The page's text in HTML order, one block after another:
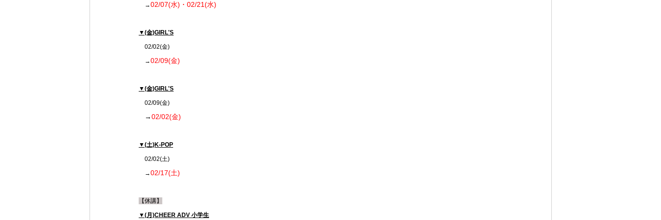
→02/07(水)・02/21(水)
▼(金)GIRL'S
02/02(金)
→02/09(金)
▼(金)GIRL'S
02/09(金)
→02/02(金)
▼(土)K-POP
02/02(土)
→02/17(土)
【休講】
▼(月)CHEER ADV 小学生